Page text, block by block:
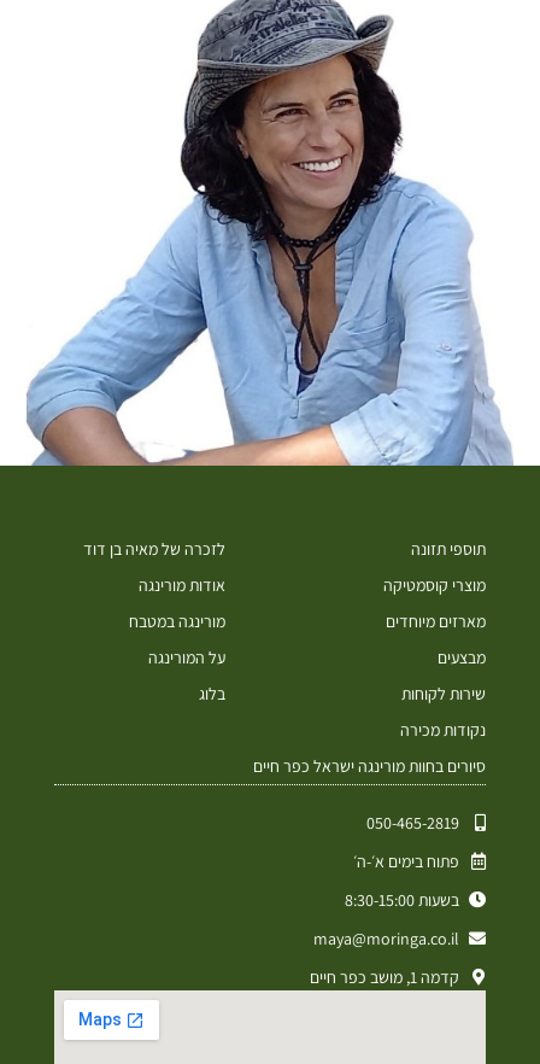
תוספי תזונה
מוצרי קוסמטיקה
מארזים מיוחדים
מבצעים
שירות לקוחות
נקודות מכירה
סיורים בחוות מורינגה ישראל כפר חיים
לזכרה של מאיה בן דוד
אודות מורינגה
מורינגה במטבח
על המורינגה
בלוג
050-465-2819⁩
פתוח בימים א׳-ה׳
בשעות 8:30-15:00
maya@moringa.co.il
קדמה 1, מושב כפר חיים